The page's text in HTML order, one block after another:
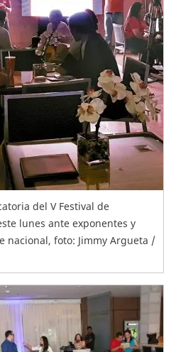
del V Festival de
lunes ante exponentes y
nacional, foto: Jimmy Argueta /